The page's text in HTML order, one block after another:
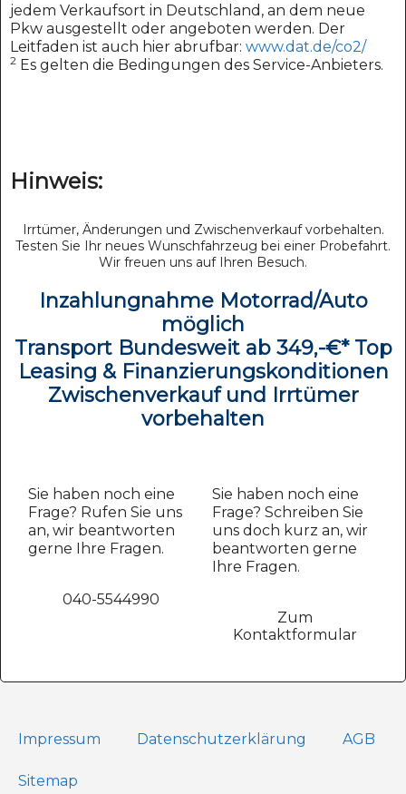
jedem Verkaufsort in Deutschland, an dem neue
Pkw ausgestellt oder angeboten werden. Der
Leitfaden ist auch hier abrufbar: www.dat.de/co2/
2 Es gelten die Bedingungen des Service-Anbieters.
Hinweis:
Irrtümer, Änderungen und Zwischenverkauf vorbehalten.
Testen Sie Ihr neues Wunschfahrzeug bei einer Probefahrt.
Wir freuen uns auf Ihren Besuch.
Inzahlungnahme Motorrad/Auto
möglich
Transport Bundesweit ab 349,-€* Top
Leasing & Finanzierungskonditionen
Zwischenverkauf und Irrtümer
vorbehalten
Sie haben noch eine
Frage? Rufen Sie uns
an, wir beantworten
gerne Ihre Fragen.
040-5544990
Sie haben noch eine
Frage? Schreiben Sie
uns doch kurz an, wir
beantworten gerne
Ihre Fragen.
Zum
Kontaktformular
Impressum Datenschutz­erklärung AGB
Sitemap